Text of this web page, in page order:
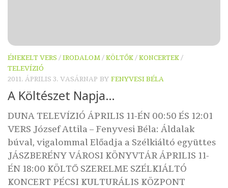
ÉNEKELT VERS /IRODALOM/KÖLTŐK/KONCERTEK/
TELEVÍZIÓ
2011. ÁPRILIS 3. VASÁRNAP BY FENYVESI BÉLA
A Költészet Napja…
DUNA TELEVÍZIÓ ÁPRILIS 11-ÉN 00:50 ÉS 12:01
VERS József Attila – Fenyvesi Béla: Áldalak
búval, vigalommal Előadja a Szélkiáltó együttes
JÁSZBERÉNY VÁROSI KÖNYVTÁR ÁPRILIS 11-
ÉN 18:00 KÖLTŐ SZERELME SZÉLKIÁLTÓ
KONCERT PÉCSI KULTURÁLIS KÖZPONT